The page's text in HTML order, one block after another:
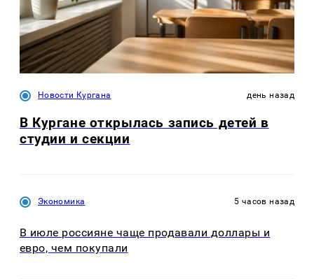
Новости Кургана день назад
В Кургане открылась запись детей в
студии и секции
Экономика 5 часов назад
В июле россияне чаще продавали доллары и
евро, чем покупали